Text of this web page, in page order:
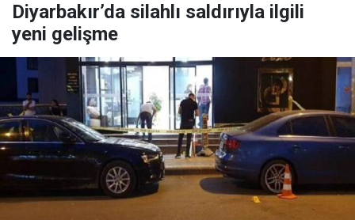
Diyarbakır’da silahlı saldırıyla ilgili
yeni gelişme